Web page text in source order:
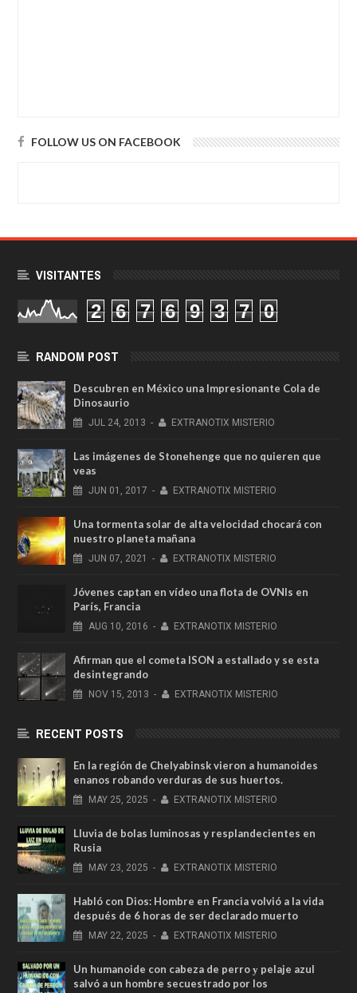
FOLLOW US ON FACEBOOK
VISITANTES
2 6 7 6 9 3 7 0
RANDOM POST
Descubren en México una Impresionante Cola de
Dinosaurio
JUL 24, 2013 - EXTRANOTIX MISTERIO
Las imágenes de Stonehenge que no quieren que
veas
JUN 01, 2017 - EXTRANOTIX MISTERIO
Una tormenta solar de alta velocidad chocará con
nuestro planeta mañana
JUN 07, 2021 - EXTRANOTIX MISTERIO
Jóvenes captan en vídeo una flota de OVNIs en
París, Francia
AUG 10, 2016 - EXTRANOTIX MISTERIO
Afirman que el cometa ISON a estallado y se esta
desintegrando
NOV 15, 2013 - EXTRANOTIX MISTERIO
RECENT POSTS
En la región de Chelyabinsk vieron a humanoides
enanos robando verduras de sus huertos.
MAY 25, 2025 - EXTRANOTIX MISTERIO
Lluvia de bolas luminosas y resplandecientes en
Rusia
MAY 23, 2025 - EXTRANOTIX MISTERIO
Habló con Dios: Hombre en Francia volvió a la vida
después de 6 horas de ser declarado muerto
MAY 22, 2025 - EXTRANOTIX MISTERIO
Un humanoide con cabeza de perro у pelaje azul
salvó a un hombre secuestrado por los